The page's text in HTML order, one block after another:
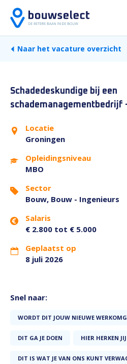
Naar het vacature overzicht
Schadedeskundige bij een
schademanagementbedrijf
Locatie
Groningen
Opleidingsniveau
MBO
Sector
Bouw, Bouw - Ingenieurs
Salaris
€ 2.800 tot € 5.000
Geplaatst op
8 juli 2026
Snel naar:
WORDT DIT JOUW NIEUWE
DIT GA JE DOEN HIER HERKEN
DIT IS WAT JE VAN ONS KUNT